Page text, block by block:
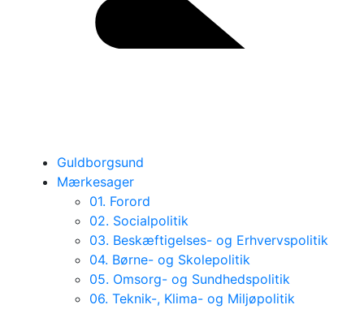
Guldborgsund
Mærkesager
01. Forord
02. Socialpolitik
03. Beskæftigelses- og Erhvervspolitik
04. Børne- og Skolepolitik
05. Omsorg- og Sundhedspolitik
06. Teknik-, Klima- og Miljøpolitik